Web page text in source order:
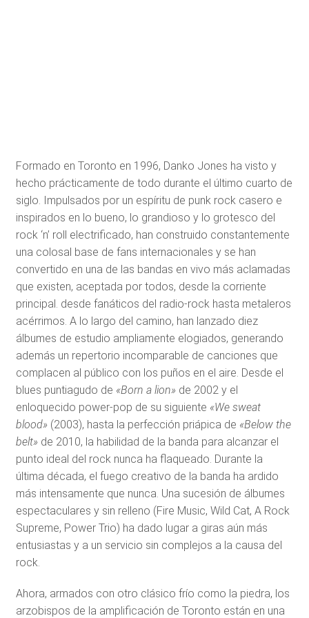
​Formado en Toronto en 1996, Danko Jones ha visto y
hecho prácticamente de todo durante el último cuarto de
siglo. Impulsados por un espíritu de punk rock casero e
inspirados en lo bueno, lo grandioso y lo grotesco del
rock ‘n’ roll electrificado, han construido constantemente
una colosal base de fans internacionales y se han
convertido en una de las bandas en vivo más aclamadas
que existen, aceptada por todos, desde la corriente
principal. desde fanáticos del radio-rock hasta metaleros
acérrimos. A lo largo del camino, han lanzado diez
álbumes de estudio ampliamente elogiados, generando
además un repertorio incomparable de canciones que
complacen al público con los puños en el aire. Desde el
blues puntiagudo de «Born a lion»de 2002 y el
enloquecido power-pop de su siguiente «We sweat
blood»(2003), hasta la perfección priápica de «Below the
belt»de 2010, la habilidad de la banda para alcanzar el
punto ideal del rock nunca ha flaqueado. Durante la
última década, el fuego creativo de la banda ha ardido
más intensamente que nunca. Una sucesión de álbumes
espectaculares y sin relleno (Fire Music, Wild Cat, A Rock
Supreme, Power Trio) ha dado lugar a giras aún más
entusiastas y a un servicio sin complejos a la causa del
rock.
Ahora, armados con otro clásico frío como la piedra, los
arzobispos de la amplificación de Toronto están en una